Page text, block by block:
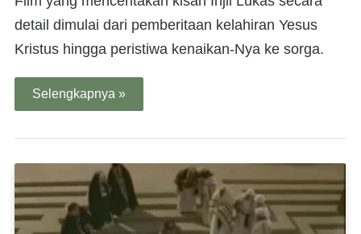
detail dimulai dari pemberitaan kelahiran Yesus
Kristus hingga peristiwa kenaikan-Nya ke sorga.
Selengkapnya »